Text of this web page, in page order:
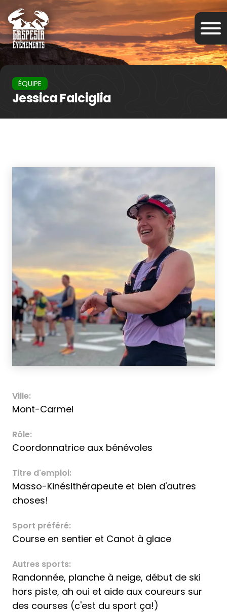
ÉQUIPE
Jessica Falciglia
Ville:
Mont-Carmel
Rôle:
Coordonnatrice aux bénévoles
Titre d'emploi:
Masso-Kinésithérapeute et bien d'autres
choses!
Sport préféré:
Course en sentier et Canot à glace
Autres sports:
Randonnée, planche à neige, début de ski
hors piste, ah oui et aide aux coureurs sur
des courses (c'est du sport ça!)